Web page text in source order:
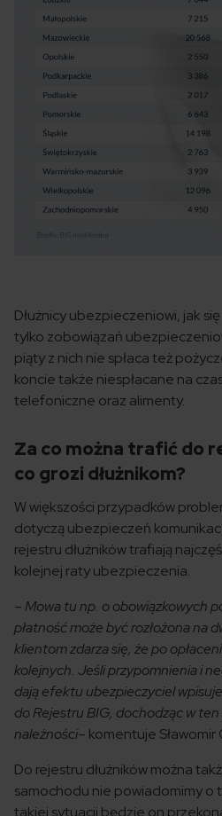
Dłużnicy ubezpieczeniowi, jak
tylko zobowiązań
piąty z nich nie spłaca też
koncie także niespłacane na
telefoniczne oraz alimenty.
Za co można trafić do
co grozi dłużnikom?
W większości przypadków
dotyczą ubezpieczeń
rejestru dłużników trafiają
kolejnej raty ubezpieczenia.
–Mowa tu np. o obowiązkowych
płatność może być rozłożona na
klientom zdarza się, że po
kolejnych. Jeśli przypomnienia i
dają efektu ubezpieczyciel
do Rejestru BIG, dochodząc w
należności– komentuje Sławomir
Do rejestru dłużników można
samochodu nie powiadomimy o
takiej sytuacji będzie on